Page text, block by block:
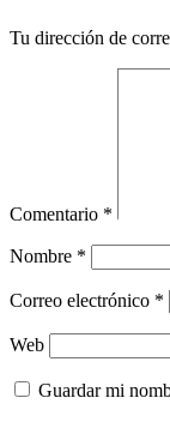
Tu dirección de
Comentario *
Nombre *
Correo electrónico *
Web
Guardar mi